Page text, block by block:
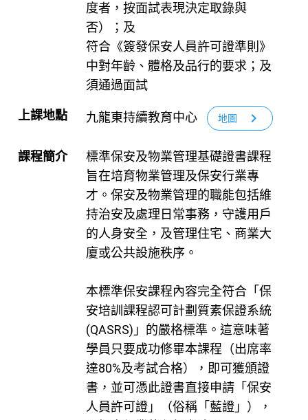
度者，按面試表現決定取錄與
否）；及
符合《簽發保安人員許可證準則》
中對年齡、體格及品行的要求；及
須通過面試
上課地點 九龍東持續教育中心 地圖 chevron_right
課程簡介
標準保安及物業管理基礎證書課程
旨在培育物業管理及保安行業專
才。保安及物業管理的職能包括維
持治安及處理日常事務，守護用戶
的人身安全，及管理住宅、商業大
廈或公共設施秩序。
本標準保安課程內容完全符合「保
安培訓課程認可計劃質素保證系統
(QASRS)」的嚴格標準。這意味著
學員只要成功修畢本課程（出席率
達80%及考試合格），即可獲頒證
書，並可憑此證書直接申請「保安
人員許可證」（俗稱「藍證」），